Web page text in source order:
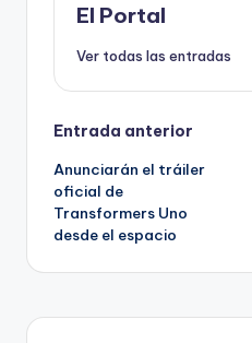
o
k
n
El Portal
Ver todas las entradas
Navegación
de
entradas
Entrada anterior
Anunciarán el tráiler
oficial de
Transformers Uno
desde el espacio